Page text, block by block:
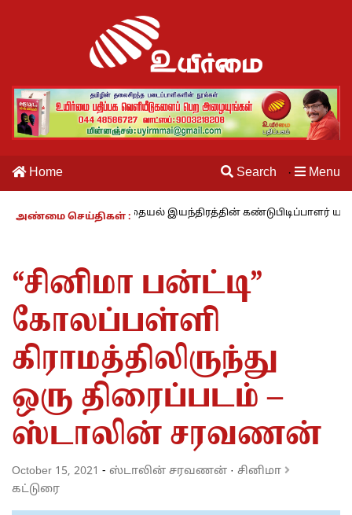
Home Search · Menu
அண்மை செய்திகள் :
காலம் – 27 : தையல் இயந்திரத்தின் கண்டுபிடிப்பாளர் யார்? -
“சினிமா பன்ட்டி”
கோலப்பள்ளி
கிராமத்திலிருந்து
ஒரு திரைப்படம் –
ஸ்டாலின் சரவணன்
October 15, 2021 - ஸ்டாலின் சரவணன் · சினிமா
கட்டுரை